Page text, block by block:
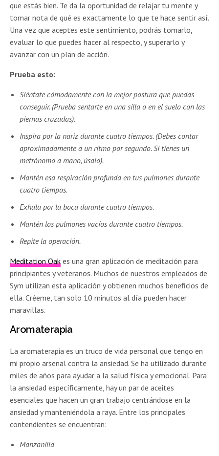
que estás bien. Te da la oportunidad de relajar tu mente y
tomar nota de qué es exactamente lo que te hace sentir así.
Una vez que aceptes este sentimiento, podrás tomarlo,
evaluar lo que puedes hacer al respecto, y superarlo y
avanzar con un plan de acción.
Prueba esto:
Siéntate cómodamente con la mejor postura que puedas
conseguir. (Prueba sentarte en una silla o en el suelo con las
piernas cruzadas).
Inspira por la nariz durante cuatro tiempos. (Debes contar
aproximadamente a un ritmo por segundo. Si tienes un
metrónomo a mano, úsalo).
Mantén esa respiración profunda en tus pulmones durante
cuatro tiempos.
Exhala por la boca durante cuatro tiempos.
Mantén los pulmones vacíos durante cuatro tiempos.
Repite la operación.
Meditation Oak es una gran aplicación de meditación para
principiantes y veteranos. Muchos de nuestros empleados de
Sym utilizan esta aplicación y obtienen muchos beneficios de
ella. Créeme, tan solo 10 minutos al día pueden hacer
maravillas.
Aromaterapia
La aromaterapia es un truco de vida personal que tengo en
mi propio arsenal contra la ansiedad. Se ha utilizado durante
miles de años para ayudar a la salud física y emocional. Para
la ansiedad específicamente, hay un par de aceites
esenciales que hacen un gran trabajo centrándose en la
ansiedad y manteniéndola a raya. Entre los principales
contendientes se encuentran:
Manzanilla